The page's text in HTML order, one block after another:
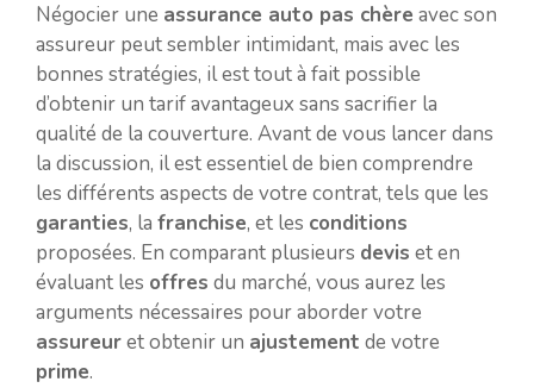
Négocier une assurance auto pas chère avec son
assureur peut sembler intimidant, mais avec les
bonnes stratégies, il est tout à fait possible
d’obtenir un tarif avantageux sans sacrifier la
qualité de la couverture. Avant de vous lancer dans
la discussion, il est essentiel de bien comprendre
les différents aspects de votre contrat, tels que les
garanties, la franchise, et les conditions
proposées. En comparant plusieurs devis et en
évaluant les offres du marché, vous aurez les
arguments nécessaires pour aborder votre
assureuret obtenir un ajustement de votre
prime.